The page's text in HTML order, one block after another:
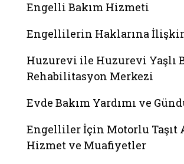
Engelli Bakım Hizmeti
Engellilerin Haklarına
Huzurevi ile Huzurevi Yaşlı
Rehabilitasyon Merkezi
Evde Bakım Yardımı ve
Engelliler İçin Motorlu Taşıt
Hizmet ve Muafiyetler